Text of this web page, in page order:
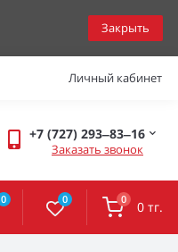
Закрыть
Личный кабинет
+7 (727) 293‒83‒16
Заказать звонок
0 0 0 0 тг.